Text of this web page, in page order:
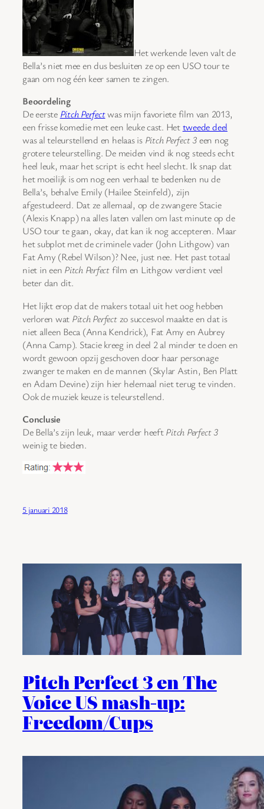
Het werkende leven valt de
Bella’s niet mee en dus besluiten ze op een USO tour te
gaan om nog één keer samen te zingen.
Beoordeling
De eerste Pitch Perfectwas mijn favoriete film van 2013,
een frisse komedie met een leuke cast. Hettweede deel
was al teleurstellend en helaas is Pitch Perfect 3een nog
grotere teleurstelling. De meiden vind ik nog steeds echt
heel leuk, maar het script is echt heel slecht. Ik snap dat
het moeilijk is om nog een verhaal te bedenken nu de
Bella’s, behalve Emily (Hailee Steinfeld), zijn
afgestudeerd. Dat ze allemaal, op de zwangere Stacie
(Alexis Knapp) na alles laten vallen om last minute op de
USO tour te gaan, okay, dat kan ik nog accepteren. Maar
het subplot met de criminele vader (John Lithgow) van
Fat Amy (Rebel Wilson)? Nee, just nee. Het past totaal
niet in een Pitch Perfectfilm en Lithgow verdient veel
beter dan dit.
Het lijkt erop dat de makers totaal uit het oog hebben
verloren wat Pitch Perfectzo succesvol maakte en dat is
niet alleen Beca (Anna Kendrick), Fat Amy en Aubrey
(Anna Camp). Stacie kreeg in deel 2 al minder te doen en
wordt gewoon opzij geschoven door haar personage
zwanger te maken en de mannen (Skylar Astin, Ben Platt
en Adam Devine) zijn hier helemaal niet terug te vinden.
Ook de muziek keuze is teleurstellend.
Conclusie
De Bella’s zijn leuk, maar verder heeftPitch Perfect 3
weinig te bieden.
5 januari 2018
Pitch Perfect 3 en The
Voice US mash-up:
Freedom/Cups